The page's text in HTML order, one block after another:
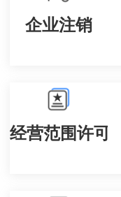
企业注销
经营范围许可